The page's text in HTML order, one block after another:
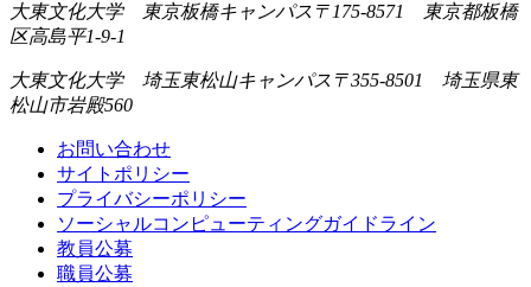
大東文化大学 東京板橋キャンパス 〒175-8571 東京都板橋
区高島平1-9-1
大東文化大学 埼玉東松山キャンパス 〒355-8501 埼玉県東
松山市岩殿560
お問い合わせ
サイトポリシー
プライバシーポリシー
ソーシャルコンピューティングガイドライン
教員公募
職員公募